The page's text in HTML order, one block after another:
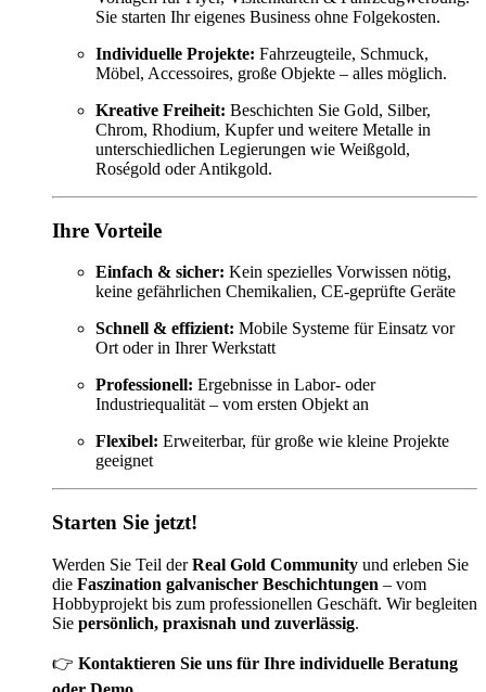
Sie starten Ihr eigenes Business ohne Folgekosten.
Individuelle Projekte: Fahrzeugteile, Schmuck,
Möbel, Accessoires, große Objekte – alles möglich.
Kreative Freiheit: Beschichten Sie Gold, Silber,
Chrom, Rhodium, Kupfer und weitere Metalle in
unterschiedlichen Legierungen wie Weißgold,
Roségold oder Antikgold.
Ihre Vorteile
Einfach & sicher: Kein spezielles Vorwissen nötig,
keine gefährlichen Chemikalien, CE-geprüfte Geräte
Schnell & effizient: Mobile Systeme für Einsatz vor
Ort oder in Ihrer Werkstatt
Professionell: Ergebnisse in Labor- oder
Industriequalität – vom ersten Objekt an
Flexibel: Erweiterbar, für große wie kleine Projekte
geeignet
Starten Sie jetzt!
Werden Sie Teil derReal Gold Community und erleben Sie
die Faszination galvanischer Beschichtungen – vom
Hobbyprojekt bis zum professionellen Geschäft. Wir begleiten
Sie persönlich, praxisnah und zuverlässig.
👉 Kontaktieren Sie uns für Ihre individuelle Beratung